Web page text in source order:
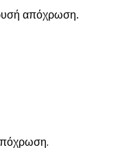
απόχρωση.